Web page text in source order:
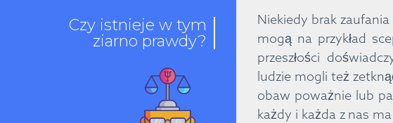
Czy istnieje w tym
ziarno prawdy?
Niekiedy brak
mogą na przykład
przeszłości
ludzie mogli też
obaw poważnie lub
każdy i każda z nas